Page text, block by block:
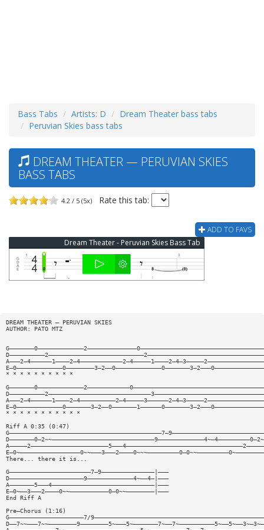
Bass Tabs Artists: D
Dream Theater bass tabs
Peruvian Skies bass tabs
DREAM THEATER — PERUVIAN SKIES
BASS TABS
4.2 / 5 (5x) Rate this tab:
ADD TO FAVS
Dream Theater - Peruvian Skies Bass Tab
DREAM THEATER — PERUVIAN SKIES
AUTHOR: PATO MTZ
* * * * * * * * * *
* * * * * * * * * * *
Riff A 0:35 (0:47)
There... there it is...
G———————————————————————7—9———————————————|———
D—————————————————————9—————————————4~——4—|———
A———————5———4—————————————————————————————|———
E—0~——3———2————0~~———————————0—0~~————————|———
End Riff A
Pre—Chorus (1:16)
G—————————————————————7/